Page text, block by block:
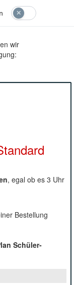
wir
, egal ob es 3 Uhr
Bestellung
Schüler-